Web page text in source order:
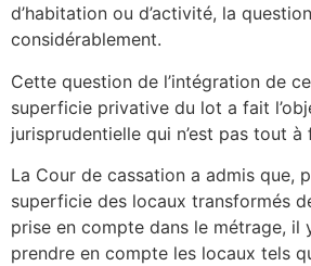
d’habitation ou d’activité, la
considérablement.
Cette question de l’intégration de
superficie privative du lot a fait
jurisprudentielle qui n’est pas tout à
La Cour de cassation a admis que,
superficie des locaux transformés
prise en compte dans le métrage, il
prendre en compte les locaux tels